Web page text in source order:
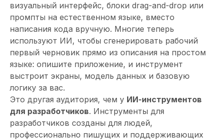
визуальный интерфейс, блоки drag-and-drop или
промпты на естественном языке, вместо
написания кода вручную. Многие теперь
используют ИИ, чтобы сгенерировать рабочий
первый черновик прямо из описания на простом
языке: опишите приложение, и инструмент
выстроит экраны, модель данных и базовую
логику за вас.
Это другая аудитория, чем у ИИ-инструментов
для разработчиков. Инструменты для
разработчиков созданы для людей,
профессионально пишущих и поддерживающих